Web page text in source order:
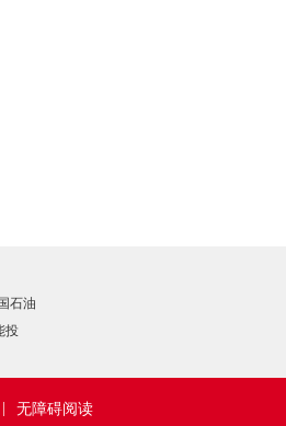
石油
投
无障碍阅读